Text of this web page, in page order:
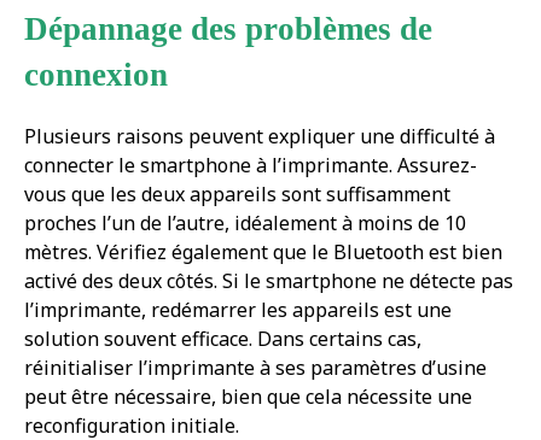
Dépannage des problèmes de
connexion
Plusieurs raisons peuvent expliquer une difficulté à
connecter le smartphone à l’imprimante. Assurez-
vous que les deux appareils sont suffisamment
proches l’un de l’autre, idéalement à moins de 10
mètres. Vérifiez également que le Bluetooth est bien
activé des deux côtés. Si le smartphone ne détecte pas
l’imprimante, redémarrer les appareils est une
solution souvent efficace. Dans certains cas,
réinitialiser l’imprimante à ses paramètres d’usine
peut être nécessaire, bien que cela nécessite une
reconfiguration initiale.